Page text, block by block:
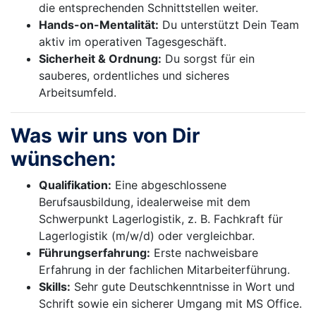
die entsprechenden Schnittstellen weiter.
Hands-on-Mentalität: Du unterstützt Dein Team
aktiv im operativen Tagesgeschäft.
Sicherheit & Ordnung: Du sorgst für ein
sauberes, ordentliches und sicheres
Arbeitsumfeld.
Was wir uns von Dir
wünschen:
Qualifikation: Eine abgeschlossene
Berufsausbildung, idealerweise mit dem
Schwerpunkt Lagerlogistik, z. B. Fachkraft für
Lagerlogistik (m/w/d) oder vergleichbar.
Führungserfahrung: Erste nachweisbare
Erfahrung in der fachlichen Mitarbeiterführung.
Skills: Sehr gute Deutschkenntnisse in Wort und
Schrift sowie ein sicherer Umgang mit MS Office.